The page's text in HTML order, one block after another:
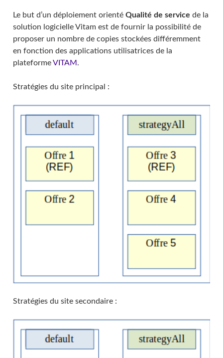
Le but d’un déploiement orienté Qualité de service de la
solution logicielle Vitam est de fournir la possibilité de
proposer un nombre de copies stockées différemment
en fonction des applications utilisatrices de la
plateformeVITAM .
Stratégies du site principal :
Stratégies du site secondaire :